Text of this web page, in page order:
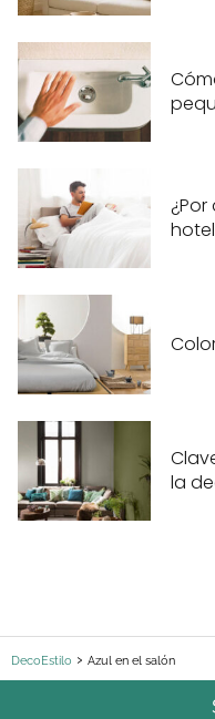
la
DecoEstilo Azul en el salón